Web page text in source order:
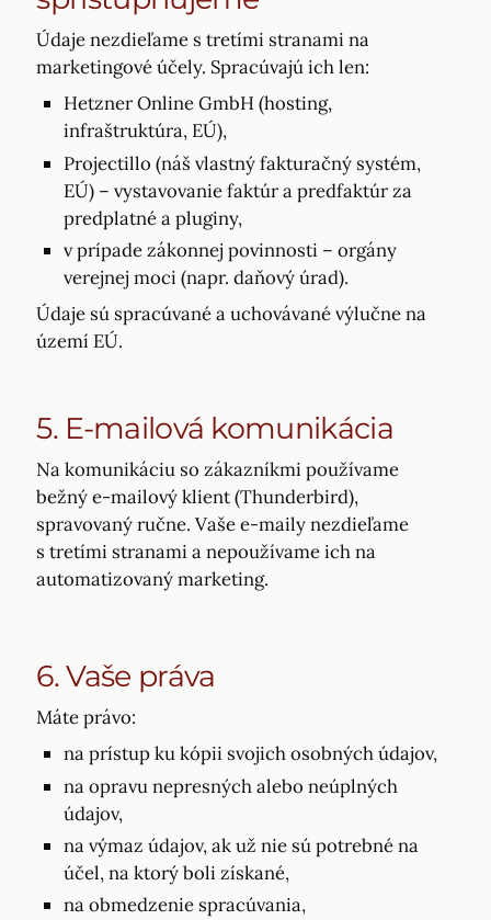
Údaje nezdieľame s tretími stranami na
marketingové účely. Spracúvajú ich len:
Hetzner Online GmbH (hosting,
infraštruktúra, EÚ),
Projectillo (náš vlastný fakturačný systém,
EÚ) – vystavovanie faktúr a predfaktúr za
predplatné a pluginy,
v prípade zákonnej povinnosti – orgány
verejnej moci (napr. daňový úrad).
Údaje sú spracúvané a uchovávané výlučne na
území EÚ.
5. E-mailová komunikácia
Na komunikáciu so zákazníkmi používame
bežný e-mailový klient (Thunderbird),
spravovaný ručne. Vaše e-maily nezdieľame
s tretími stranami a nepoužívame ich na
automatizovaný marketing.
6. Vaše práva
Máte právo:
na prístup ku kópii svojich osobných údajov,
na opravu nepresných alebo neúplných
údajov,
na výmaz údajov, ak už nie sú potrebné na
účel, na ktorý boli získané,
na obmedzenie spracúvania,